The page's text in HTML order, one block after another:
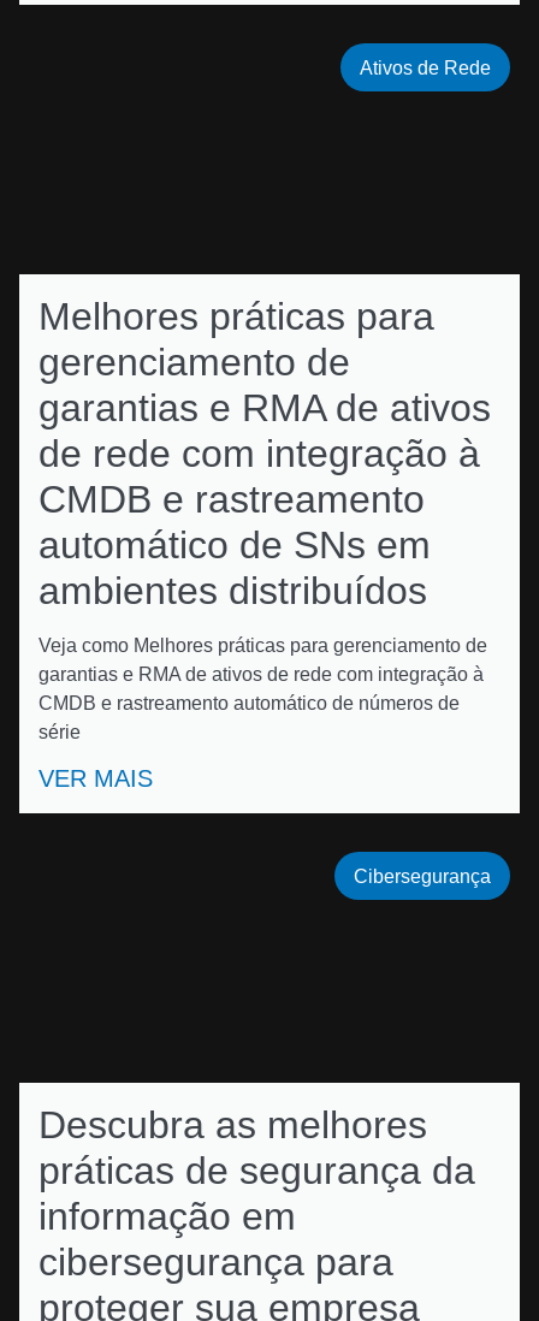
Melhores práticas para
gerenciamento de
garantias e RMA de ativos
de rede com integração à
CMDB e rastreamento
automático de SNs em
ambientes distribuídos
Veja como Melhores práticas para gerenciamento de
garantias e RMA de ativos de rede com integração à
CMDB e rastreamento automático de números de
série
VER MAIS
Ativos de Rede
Descubra as melhores
práticas de segurança da
informação em
cibersegurança para
proteger sua empresa
Cibersegurança